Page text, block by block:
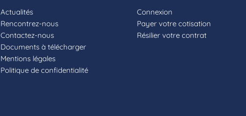
Actualités
Rencontrez-nous
Contactez-nous
Documents à télécharger
Mentions légales
Politique de confidentialité
Connexion
Payer votre cotisation
Résilier votre contrat